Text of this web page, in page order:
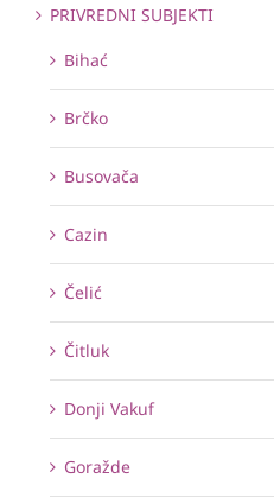
PRIVREDNI SUBJEKTI
Bihać
Brčko
Busovača
Cazin
Čelić
Čitluk
Donji Vakuf
Goražde